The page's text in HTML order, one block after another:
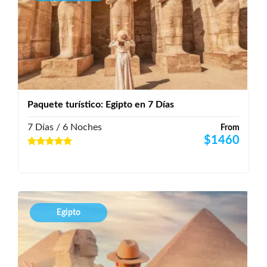
Paquete turístico: Egipto en 7 Días
From
$1460
7 Días / 6 Noches
Egipto